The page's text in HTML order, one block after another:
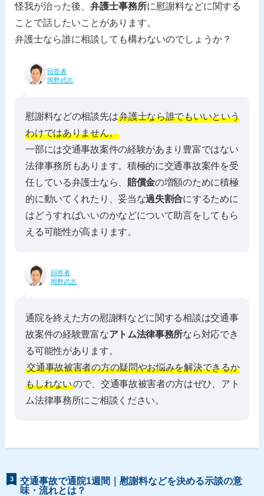
怪我が治った後、弁護士事務所に慰謝料などに関する
ことで話したいことがあります。
弁護士なら誰に相談しても構わないのでしょうか？
回答者
岡野武志
慰謝料などの相談先は弁護士なら誰でもいいという
わけではありません。
一部には交通事故案件の経験があまり豊富ではない
法律事務所もあります。積極的に交通事故案件を受
任している弁護士なら、 賠償金の増額のために積極
的に動いてくれたり、妥当な過失割合にするために
はどうすればいいのかなどについて助言をしてもら
える可能性が高まります。
回答者
岡野武志
通院を終えた方の慰謝料などに関する相談は交通事
故案件の経験豊富なアトム法律事務所なら対応でき
る可能性があります。
交通事故被害者の方の疑問やお悩みを解決できるか
もしれないので、交通事故被害者の方はぜひ、アト
ム法律事務所にご相談ください。
3
交通事故で通院1週間｜慰謝料などを決める示談の意
味・流れとは？